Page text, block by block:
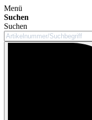
Menü
Suchen
Suchen